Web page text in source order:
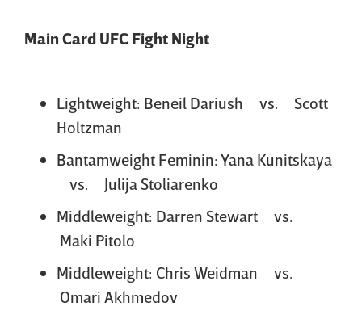
Main Card UFC Fight Night
Lightweight: Beneil Dariush vs. Scott
Holtzman
Bantamweight Feminin: Yana Kunitskaya
vs. Julija Stoliarenko
Middleweight: Darren Stewart vs.
Maki Pitolo
Middleweight: Chris Weidman vs.
Omari Akhmedov